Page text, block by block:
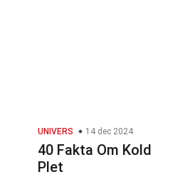
UNIVERS 14 dec 2024
40 Fakta Om Kold
Plet